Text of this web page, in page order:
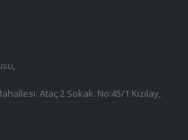
Ataç 2 Sokak. No:45/1 Kızılay,